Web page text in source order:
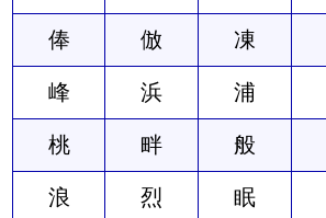
俸 倣 凍
峰 浜 浦
桃 畔 般
浪 烈 眠